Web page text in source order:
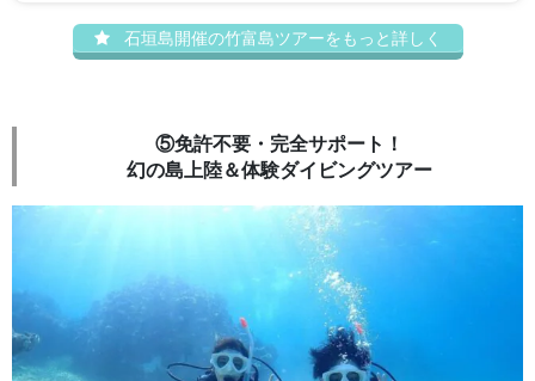
石垣島開催の竹富島ツアーをもっと詳しく
⑤免許不要・完全サポート！
幻の島上陸＆体験ダイビングツアー